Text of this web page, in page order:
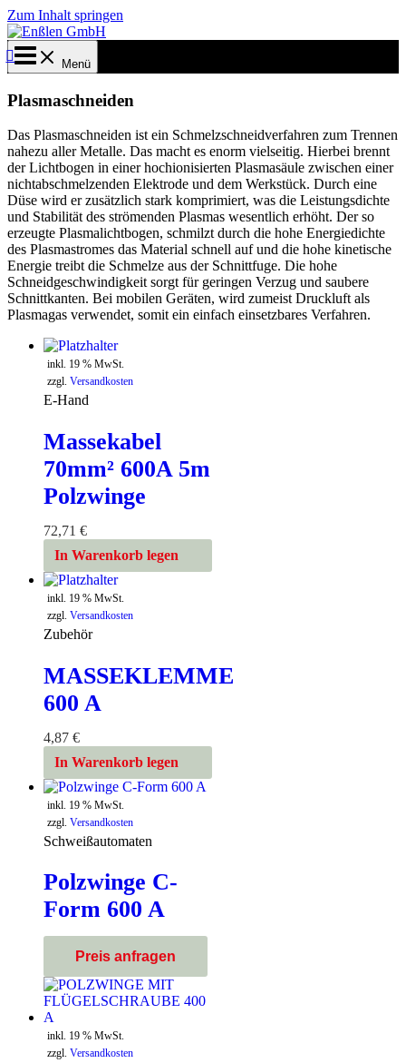
Zum Inhalt springen
Menü
Plasmaschneiden
Das Plasmaschneiden ist ein Schmelzschneidverfahren zum Trennen
nahezu aller Metalle. Das macht es enorm vielseitig. Hierbei brennt
der Lichtbogen in einer hochionisierten Plasmasäule zwischen einer
nichtabschmelzenden Elektrode und dem Werkstück. Durch eine
Düse wird er zusätzlich stark komprimiert, was die Leistungsdichte
und Stabilität des strömenden Plasmas wesentlich erhöht. Der so
erzeugte Plasmalichtbogen, schmilzt durch die hohe Energiedichte
des Plasmastromes das Material schnell auf und die hohe kinetische
Energie treibt die Schmelze aus der Schnittfuge. Die hohe
Schneidgeschwindigkeit sorgt für geringen Verzug und saubere
Schnittkanten. Bei mobilen Geräten, wird zumeist Druckluft als
Plasmagas verwendet, somit ein einfach einsetzbares Verfahren.
inkl. 19 % MwSt.
zzgl. Versandkosten
E-Hand
Massekabel
70mm² 600A 5m
Polzwinge
72,71 €
In Warenkorb legen
inkl. 19 % MwSt.
zzgl. Versandkosten
Zubehör
MASSEKLEMME
600 A
4,87 €
In Warenkorb legen
inkl. 19 % MwSt.
zzgl. Versandkosten
Schweißautomaten
Polzwinge C-
Form 600 A
inkl. 19 % MwSt.
zzgl. Versandkosten